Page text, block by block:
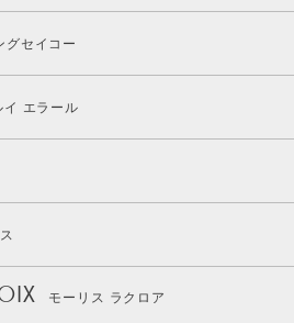
グセイコー
イ エラール
モーリス ラクロア